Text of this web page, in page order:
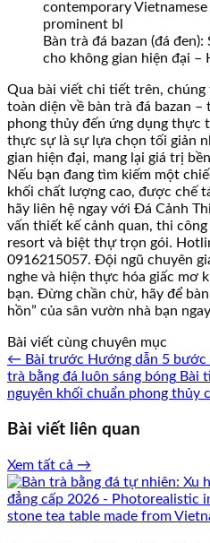
Bàn trà đá bazan (đá
cho không gian hiện đại –
Qua bài viết chi tiết trên, chúng
toàn diện về bàn trà đá bazan
phong thủy đến ứng dụng thực
thực sự là sự lựa chọn tối giản
gian hiện đại, mang lại giá trị
Nếu bạn đang tìm kiếm một
khối chất lượng cao, được chế
hãy liên hệ ngay với Đá Cảnh
vấn thiết kế cảnh quan, thi
resort và biệt thự trọn gói.
0916215057. Đội ngũ chuyên
nghe và hiện thực hóa giấc mơ
bạn. Đừng chần chừ, hãy để
hồn” của sân vườn nhà bạn
Bài viết cùng chuyên mục
← Bài trước Hướng dẫn 5 bước
trà bằng đá luôn sáng bóng Bài
nguyên khối chuẩn phong thủy
Bài viết liên quan
Xem tất cả →